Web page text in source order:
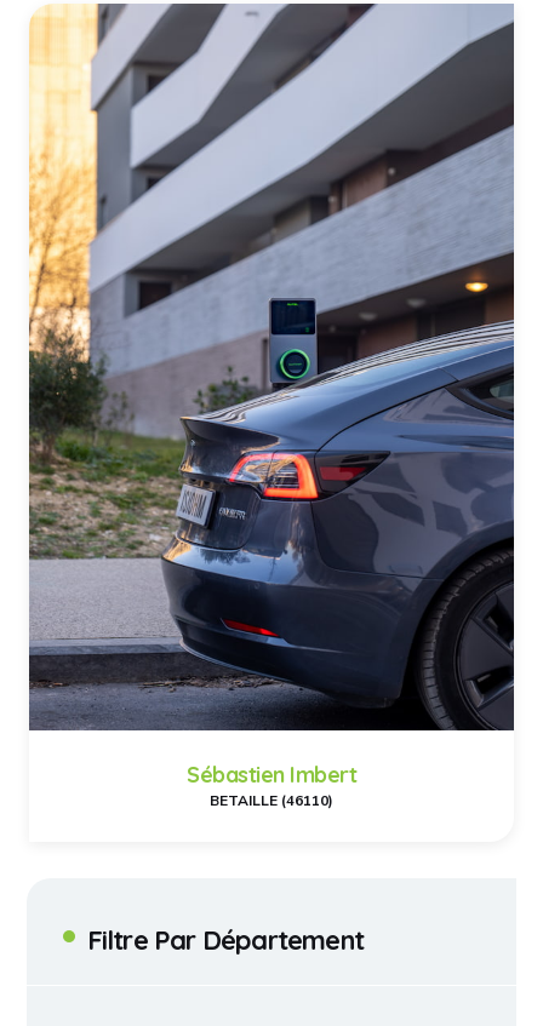
Filtre Par Département
Sébastien Imbert
BETAILLE (46110)